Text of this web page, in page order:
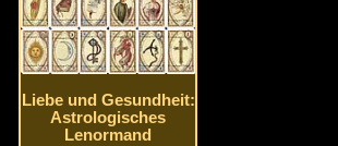
Liebe und Gesundheit:
Astrologisches
Lenormand